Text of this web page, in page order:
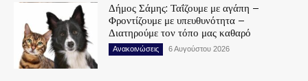
Δήμος Σάμης: Ταΐζουμε με αγάπη –
Φροντίζουμε με υπευθυνότητα –
Διατηρούμε τον τόπο μας καθαρό
Ανακοινώσεις 6 Αυγούστου 2026